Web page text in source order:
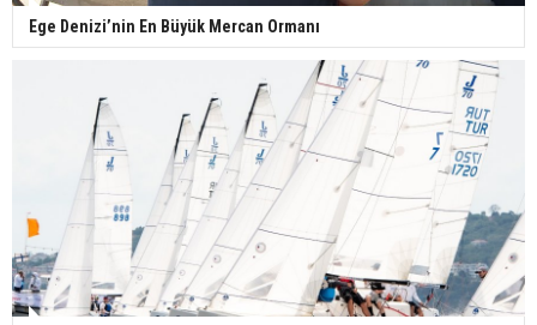
Ege Denizi’nin En Büyük Mercan Ormanı